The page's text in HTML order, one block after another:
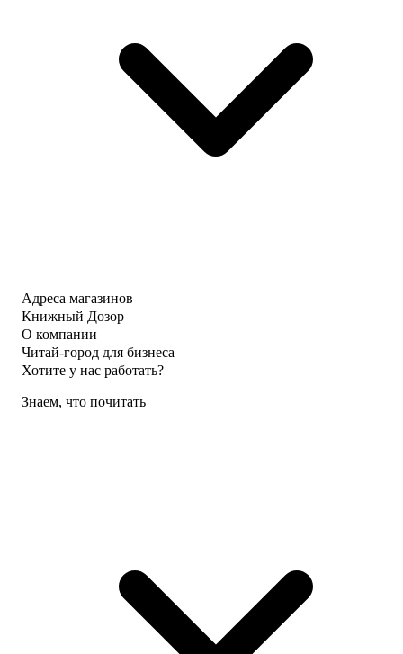
Адреса магазинов
Книжный Дозор
О компании
Читай-город для бизнеса
Хотите у нас работать?
Знаем, что почитать